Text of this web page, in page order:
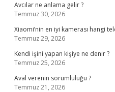
Avcılar ne anlama gelir ?
Temmuz 30, 2026
Xiaomi’nin en iyi kamerası hangi
Temmuz 29, 2026
Kendi işini yapan kişiye ne denir ?
Temmuz 25, 2026
Aval verenin sorumluluğu ?
Temmuz 21, 2026